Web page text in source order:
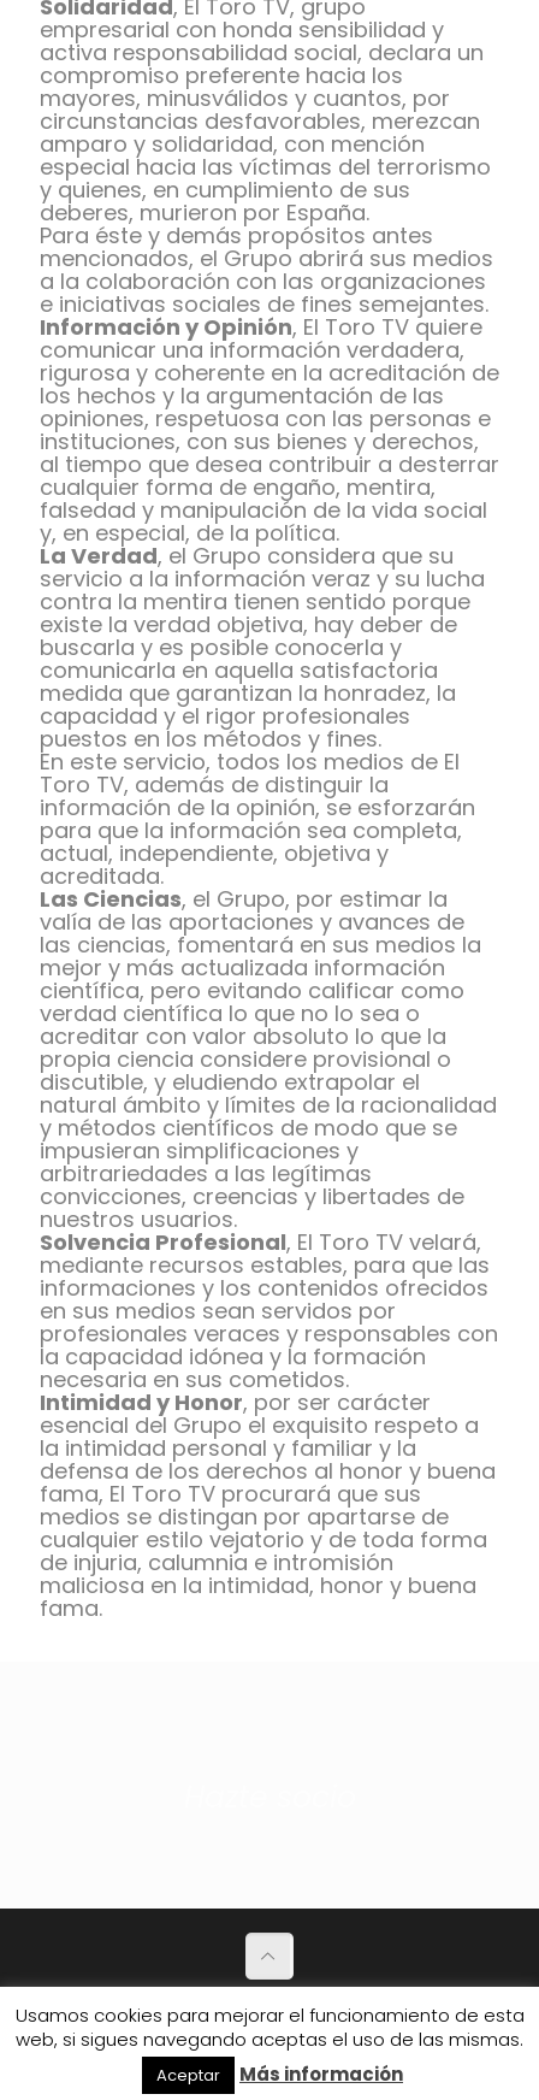
Solidaridad, El Toro TV, grupo
empresarial con honda sensibilidad y
activa responsabilidad social, declara un
compromiso preferente hacia los
mayores, minusválidos y cuantos, por
circunstancias desfavorables, merezcan
amparo y solidaridad, con mención
especial hacia las víctimas del terrorismo
y quienes, en cumplimiento de sus
deberes, murieron por España.
Para éste y demás propósitos antes
mencionados, el Grupo abrirá sus medios
a la colaboración con las organizaciones
e iniciativas sociales de fines semejantes.
Información y Opinión, El Toro TV quiere
comunicar una información verdadera,
rigurosa y coherente en la acreditación de
los hechos y la argumentación de las
opiniones, respetuosa con las personas e
instituciones, con sus bienes y derechos,
al tiempo que desea contribuir a desterrar
cualquier forma de engaño, mentira,
falsedad y manipulación de la vida social
y, en especial, de la política.
La Verdad, el Grupo considera que su
servicio a la información veraz y su lucha
contra la mentira tienen sentido porque
existe la verdad objetiva, hay deber de
buscarla y es posible conocerla y
comunicarla en aquella satisfactoria
medida que garantizan la honradez, la
capacidad y el rigor profesionales
puestos en los métodos y fines.
En este servicio, todos los medios de El
Toro TV, además de distinguir la
información de la opinión, se esforzarán
para que la información sea completa,
actual, independiente, objetiva y
acreditada.
Las Ciencias, el Grupo, por estimar la
valía de las aportaciones y avances de
las ciencias, fomentará en sus medios la
mejor y más actualizada información
científica, pero evitando calificar como
verdad científica lo que no lo sea o
acreditar con valor absoluto lo que la
propia ciencia considere provisional o
discutible, y eludiendo extrapolar el
natural ámbito y límites de la racionalidad
y métodos científicos de modo que se
impusieran simplificaciones y
arbitrariedades a las legítimas
convicciones, creencias y libertades de
nuestros usuarios.
Solvencia Profesional, El Toro TV velará,
mediante recursos estables, para que las
informaciones y los contenidos ofrecidos
en sus medios sean servidos por
profesionales veraces y responsables con
la capacidad idónea y la formación
necesaria en sus cometidos.
Intimidad y Honor, por ser carácter
esencial del Grupo el exquisito respeto a
la intimidad personal y familiar y la
defensa de los derechos al honor y buena
fama, El Toro TV procurará que sus
medios se distingan por apartarse de
cualquier estilo vejatorio y de toda forma
de injuria, calumnia e intromisión
maliciosa en la intimidad, honor y buena
fama.
Política de Privacidad
© 2026 Club de amigos.
Usamos cookies para mejorar el funcionamiento de esta
web, si sigues navegando aceptas el uso de las mismas.
Aceptar Más información